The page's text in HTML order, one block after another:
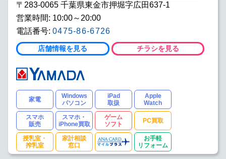
〒283-0065 千葉県東金市押堀字広田637-1
営業時間: 10:00～20:00
電話番号: 0475-86-6726
店舗情報を見る チラシを見る
家電
Windows
パソコン
iPad
取扱
Apple
Watch
スマホ
販売
スマホ・
iPhone買取
ゲーム
ソフト
PC買取
授乳室・
搾乳室
家計相談
窓口
お手軽
リフォーム